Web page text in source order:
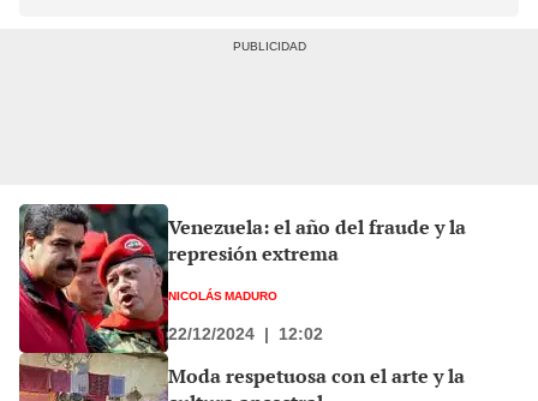
Venezuela: el año del fraude y la
represión extrema
NICOLÁS MADURO
22/12/2024 | 12:02
Moda respetuosa con el arte y la